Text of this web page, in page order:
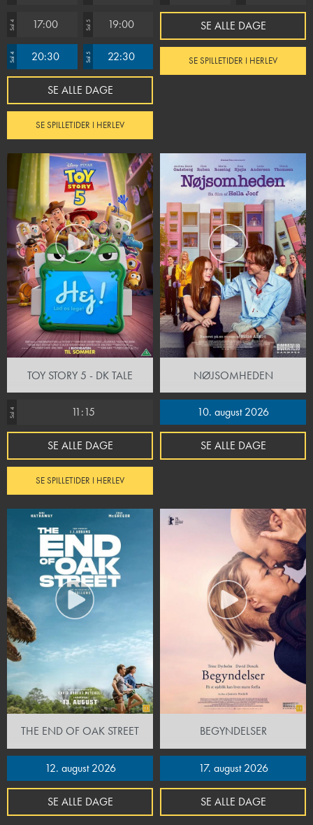
Sal 4 17:00 Sal 5 19:00
Sal 4 20:30 Sal 5 22:30
SE ALLE DAGE
SE SPILLETIDER I HERLEV
SE ALLE DAGE
SE SPILLETIDER I HERLEV
TOY STORY 5 - DK TALE
Sal 4 11:15
SE ALLE DAGE
SE SPILLETIDER I HERLEV
NØJSOMHEDEN
10. august 2026
SE ALLE DAGE
THE END OF OAK STREET
12. august 2026
SE ALLE DAGE
BEGYNDELSER
17. august 2026
SE ALLE DAGE